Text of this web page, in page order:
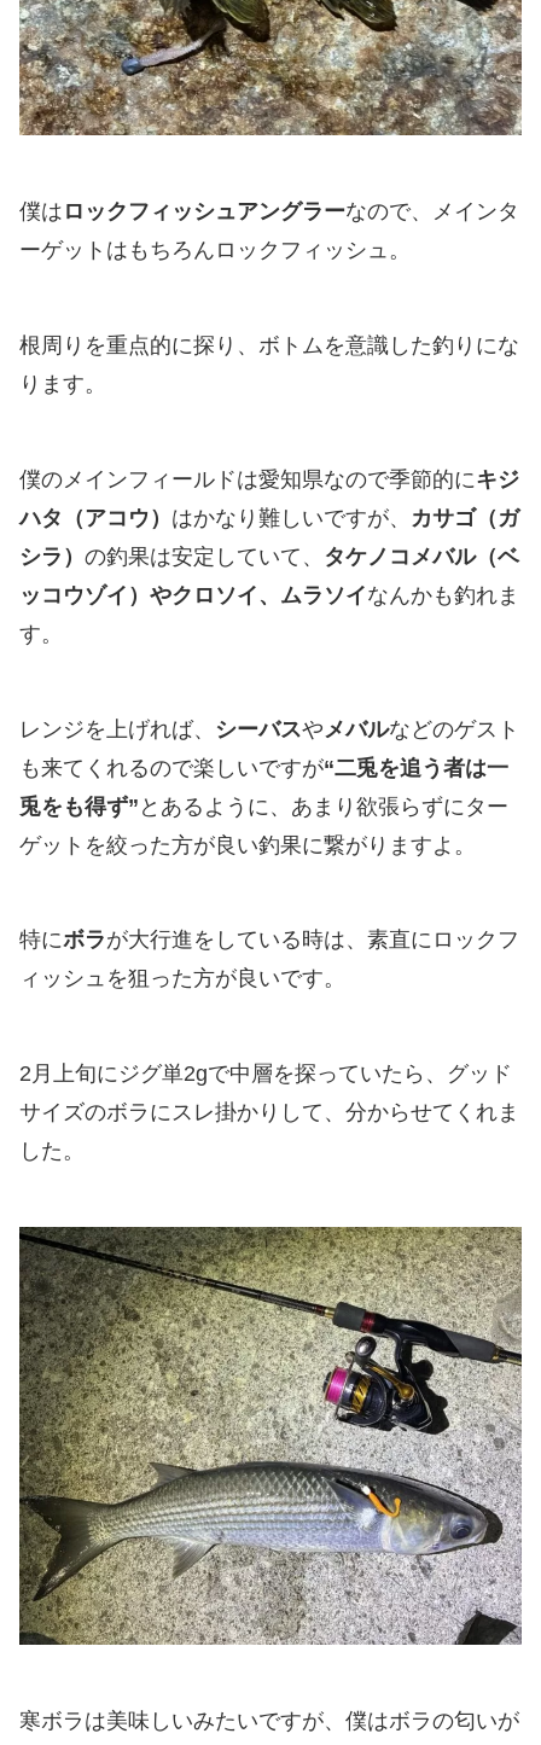
僕は ロックフィッシュアングラーなので、メインタ
ーゲットはもちろんロックフィッシュ。
根周りを重点的に探り、ボトムを意識した釣りにな
ります。
僕のメインフィールドは愛知県なので季節的にキジ
ハタ（アコウ） はかなり難しいですが、 カサゴ（ガ
シラ） の釣果は安定していて、 タケノコメバル（ベ
ッコウゾイ）やクロソイ、ムラソイなんかも釣れま
す。
レンジを上げれば、 シーバスや メバルなどのゲスト
も来てくれるので楽しいですが“二兎を追う者は一
兎をも得ず” とあるように、あまり欲張らずにター
ゲットを絞った方が良い釣果に繋がりますよ。
特にボラが大行進をしている時は、素直にロックフ
ィッシュを狙った方が良いです。
2月上旬にジグ単2gで中層を探っていたら、グッド
サイズのボラにスレ掛かりして、分からせてくれま
した。
寒ボラは美味しいみたいですが、僕はボラの匂いが